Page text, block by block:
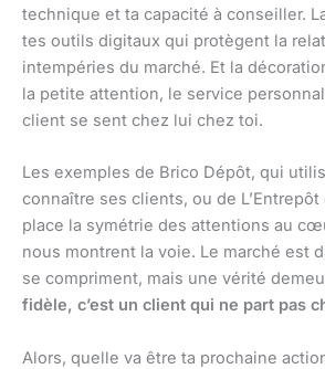
technique et ta capacité à conseiller.
tes outils digitaux qui protègent la
intempéries du marché. Et la
la petite attention, le service
client se sent chez lui chez toi.
Les exemples de Brico Dépôt, qui
connaître ses clients, ou de
place la symétrie des attentions au
nous montrent la voie. Le marché est
se compriment, mais une vérité
fidèle, c’est un client qui ne part pas
Alors, quelle va être ta prochaine